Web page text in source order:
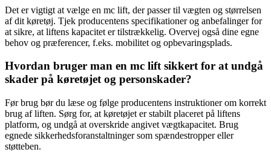
Det er vigtigt at vælge en mc lift, der passer til vægten og størrelsen
af dit køretøj. Tjek producentens specifikationer og anbefalinger for
at sikre, at liftens kapacitet er tilstrækkelig. Overvej også dine egne
behov og præferencer, f.eks. mobilitet og opbevaringsplads.
Hvordan bruger man en mc lift sikkert for at undgå
skader på køretøjet og personskader?
Før brug bør du læse og følge producentens instruktioner om korrekt
brug af liften. Sørg for, at køretøjet er stabilt placeret på liftens
platform, og undgå at overskride angivet vægtkapacitet. Brug
egnede sikkerhedsforanstaltninger som spændestropper eller
støtteben.